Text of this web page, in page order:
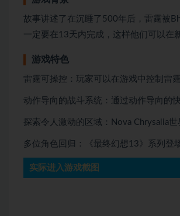
故事讲述了在沉睡了500年后，雷霆被
一定要在13天内完成，这样他们可以在
游戏特色
雷霆可操控：玩家可以在游戏中控制雷
动作导向的战斗系统：通过动作导向的
探索令人激动的区域：Nova Chrysalia
多位角色回归：《最终幻想13》系列登
实际进入游戏截图